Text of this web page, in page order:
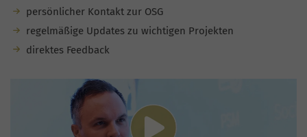
persönlicher Kontakt zur OSG
regelmäßige Updates zu wichtigen Projekten
direktes Feedback